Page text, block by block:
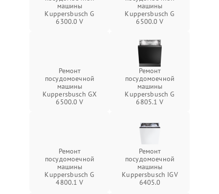
машины
Kuppersbusch G
6300.0 V
машины
Kuppersbusch G
6500.0 V
Ремонт
посудомоечной
машины
Kuppersbusch GX
6500.0 V
Ремонт
посудомоечной
машины
Kuppersbusch G
6805.1 V
Ремонт
посудомоечной
машины
Kuppersbusch G
4800.1 V
Ремонт
посудомоечной
машины
Kuppersbusch IGV
6405.0